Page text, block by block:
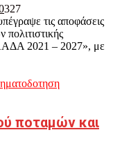
327
τις αποφάσεις
2021 – 2027», με
ποταμών και